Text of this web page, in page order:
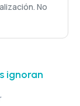
No
ignoran